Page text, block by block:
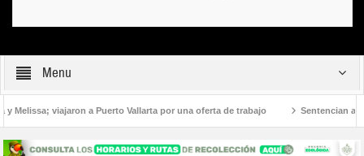
Menu
viajaron a Puerto Vallarta por una oferta de trabajo Sentencian a 36